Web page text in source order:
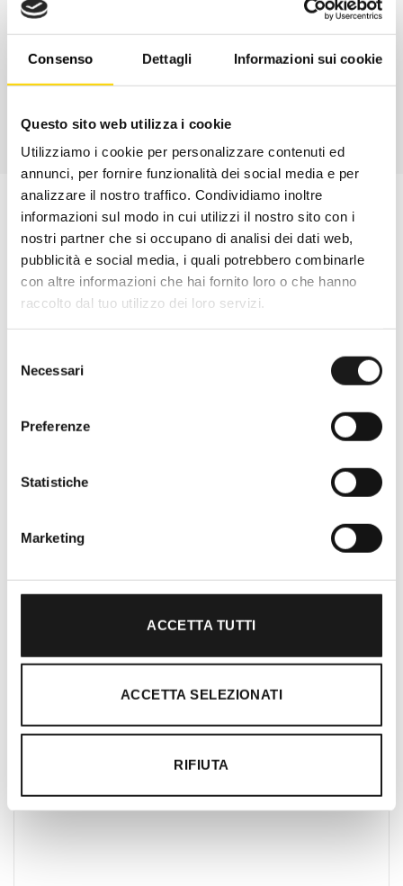
Consenso Dettagli Informazioni sui cookie
Questo sito web utilizza i cookie
Utilizziamo i cookie per personalizzare contenuti ed
annunci, per fornire funzionalità dei social media e per
analizzare il nostro traffico. Condividiamo inoltre
informazioni sul modo in cui utilizzi il nostro sito con i
nostri partner che si occupano di analisi dei dati web,
pubblicità e social media, i quali potrebbero combinarle
con altre informazioni che hai fornito loro o che hanno
raccolto dal tuo utilizzo dei loro servizi.
delNecessari
Preferenze
Statistiche
Marketing
ACCETTA TUTTI
ACCETTA SELEZIONATI
RIFIUTA
Oltre 30 anni di esperienza
Nato nel 1990 con il nome di Rifugio
Roma, RRTrek è il punto di riferimento
Lazio. Da sempre soddisfiamo i nostri
l’acquisto un’esperienza formativa e